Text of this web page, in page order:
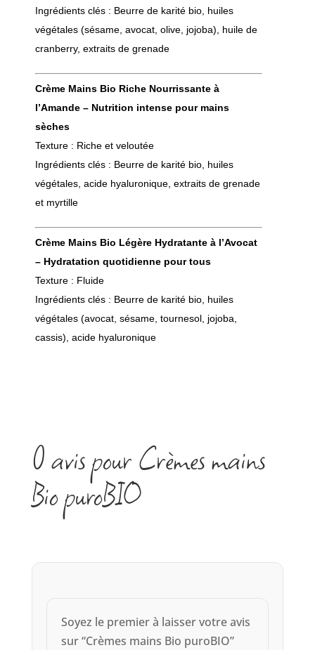
Ingrédients clés : Beurre de karité bio, huiles
végétales (sésame, avocat, olive, jojoba), huile de
cranberry, extraits de grenade
Crème Mains Bio Riche Nourrissante à
l’Amande – Nutrition intense pour mains
sèches
Texture : Riche et veloutée
Ingrédients clés : Beurre de karité bio, huiles
végétales, acide hyaluronique, extraits de grenade
et myrtille
Crème Mains Bio Légère Hydratante à l’Avocat
– Hydratation quotidienne pour tous
Texture : Fluide
Ingrédients clés : Beurre de karité bio, huiles
végétales (avocat, sésame, tournesol, jojoba,
cassis), acide hyaluronique
0 avis pour Crèmes mains
Bio puroBIO
Soyez le premier à laisser votre avis
sur “Crèmes mains Bio puroBIO”